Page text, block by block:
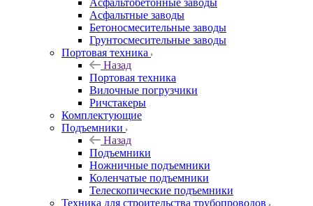
Асфальтобетонные заводы
Асфальтные заводы
Бетоносмесительные заводы
Грунтосмесительные заводы
Портовая техника
Назад
Портовая техника
Вилочные погрузчики
Ричстакеры
Комплектующие
Подъемники
Назад
Подъемники
Ножничные подъемники
Коленчатые подъемники
Телескопические подъемники
Техника для строительства трубопроводов